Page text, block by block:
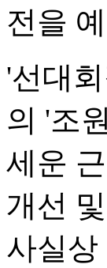
전을
'선대
의 '조
세운
개선
사실상